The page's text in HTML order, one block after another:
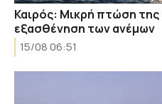
Καιρός: Μικρή πτώση της
εξασθένηση των ανέμων
15/08 06:51